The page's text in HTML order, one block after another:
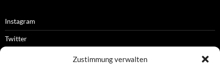
Zustimmung verwalten
Instagram
Twitter